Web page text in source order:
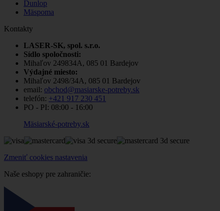
Dunlop
Mäspoma
Kontakty
LASER-SK, spol. s.r.o.
Sídlo spoločnosti:
Mihaľov 249834A, 085 01 Bardejov
Výdajné miesto:
Mihaľov 2498/34A, 085 01 Bardejov
email: obchod@masiarske-potreby.sk
telefón: +421 917 230 451
PO - PI: 08:00 - 16:00
Mäsiarské-potreby.sk
Zmeniť cookies nastavenia
Naše eshopy pre zahraničie: